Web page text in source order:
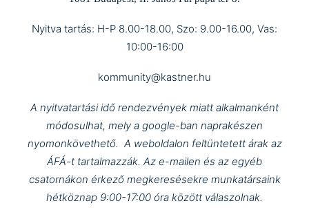
Nyitva tartás: H-P 8.00-18.00, Szo: 9.00-16.00, Vas:
10:00-16:00
kommunity@kastner.hu
A nyitvatartási idő rendezvények miatt alkalmanként
módosulhat, mely a google-ban naprakészen
nyomonkövethető. A weboldalon feltüntetett árak az
ÁFÁ-t tartalmazzák. Az e-mailen és az egyéb
csatornákon érkező megkeresésekre munkatársaink
hétköznap 9:00-17:00 óra között válaszolnak.